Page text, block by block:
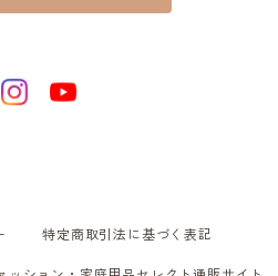
特定商取引法に基づく表記